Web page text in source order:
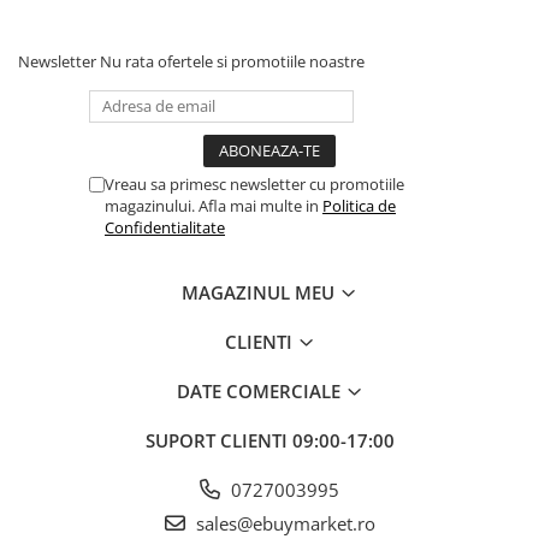
Balonul se livreaza neumflat.
Setul contine un pai transparent pentru umflare balonului
Poate fi umflat cu aer sau heliu.
Pentru a prelungi durata de viața a balonului, evita expunerea
experiența speciala, plina de culoare și eleganța!
Newsletter Nu rata ofertele si promotiile noastre
Vreau sa primesc newsletter cu promotiile
magazinului. Afla mai multe in Politica de
Confidentialitate
MAGAZINUL MEU
CLIENTI
DATE COMERCIALE
SUPORT CLIENTI 09:00-17:00
0727003995
sales@ebuymarket.ro